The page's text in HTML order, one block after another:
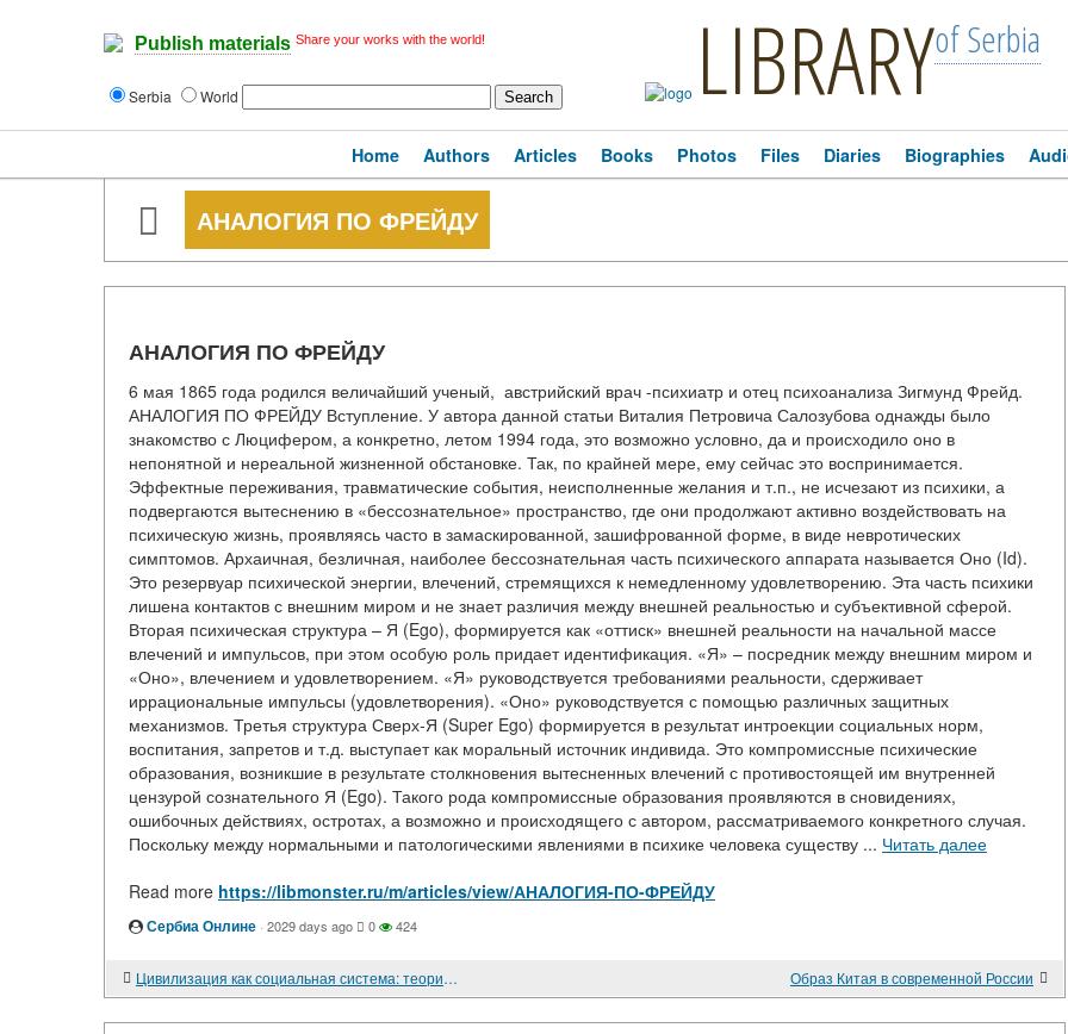
Publish materials Share your works with the world!
Serbia World LIBRARYof Serbia
Home Authors Articles Books Photos Files Diaries Biographies
АНАЛОГИЯ ПО ФРЕЙДУ
АНАЛОГИЯ ПО ФРЕЙДУ
6 мая 1865 года родился величайший ученый, австрийский врач -психиатр и отец психоанализа Зигмунд Фрейд.
АНАЛОГИЯ ПО ФРЕЙДУ Вступление. У автора данной статьи Виталия Петровича Салозубова однажды было
знакомство с Люцифером, а конкретно, летом 1994 года, это возможно условно, да и происходило оно в
непонятной и нереальной жизненной обстановке. Так, по крайней мере, ему сейчас это воспринимается.
Эффектные переживания, травматические события, неисполненные желания и т.п., не исчезают из психики, а
подвергаются вытеснению в «бессознательное» пространство, где они продолжают активно воздействовать на
психическую жизнь, проявляясь часто в замаскированной, зашифрованной форме, в виде невротических
симптомов. Архаичная, безличная, наиболее бессознательная часть психического аппарата называется Оно (Id).
Это резервуар психической энергии, влечений, стремящихся к немедленному удовлетворению. Эта часть психики
лишена контактов с внешним миром и не знает различия между внешней реальностью и субъективной сферой.
Вторая психическая структура – Я (Ego), формируется как «оттиск» внешней реальности на начальной массе
влечений и импульсов, при этом особую роль придает идентификация. «Я» – посредник между внешним миром и
«Оно», влечением и удовлетворением. «Я» руководствуется требованиями реальности, сдерживает
иррациональные импульсы (удовлетворения). «Оно» руководствуется с помощью различных защитных
механизмов. Третья структура Сверх-Я (Super Ego) формируется в результат интроекции социальных норм,
воспитания, запретов и т.д. выступает как моральный источник индивида. Это компромиссные психические
образования, возникшие в результате столкновения вытесненных влечений с противостоящей им внутренней
цензурой сознательного Я (Ego). Такого рода компромиссные образования проявляются в сновидениях,
ошибочных действиях, остротах, а возможно и происходящего с автором, рассматриваемого конкретного случая.
Поскольку между нормальными и патологическими явлениями в психике человека существу ... Читать далее
Read more https://libmonster.ru/m/articles/view/АНАЛОГИЯ-ПО-ФРЕЙДУ
Сербиа Онлине · 2029 days ago 0 424
Цивилизация как социальная система: теория, типология и метод Образ Китая в современной России